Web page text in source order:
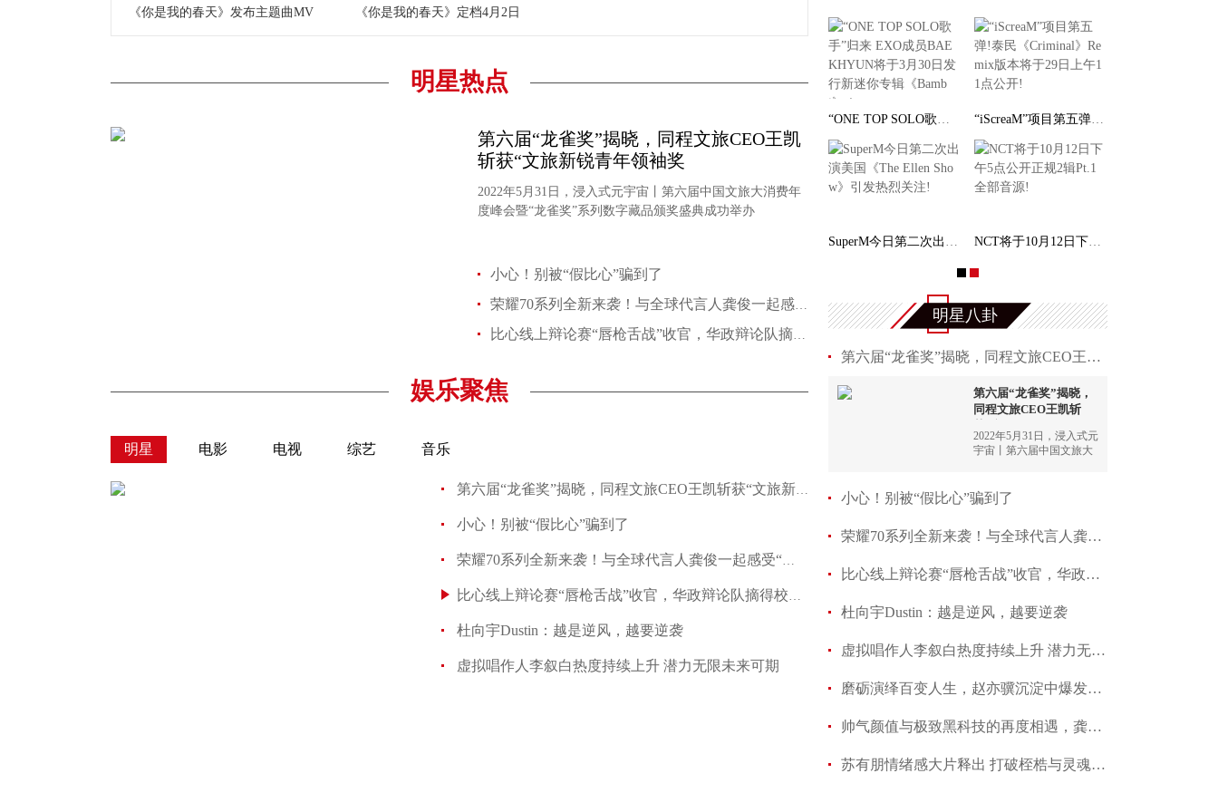
《你是我的春天》发布主题曲MV 《你是我的春天》定档4月2日
明星热点
第六届“龙雀奖”揭晓，同程文旅CEO王凯
斩获“文旅新锐青年领袖奖
2022年5月31日，浸入式元宇宙丨第六届中国文旅大消费年
度峰会暨“龙雀奖”系列数字藏品颁奖盛典成功举办
小心！别被“假比心”骗到了
荣耀70系列全新来袭！与全球代言人龚俊一起感受“主角”魅力
比心线上辩论赛“唇枪舌战”收官，华政辩论队摘得校园赛桂冠
娱乐聚焦
明星 电影 电视 综艺 音乐
第六届“龙雀奖”揭晓，同程文旅CEO王凯斩获“文旅新锐
小心！别被“假比心”骗到了
荣耀70系列全新来袭！与全球代言人龚俊一起感受“主角”
比心线上辩论赛“唇枪舌战”收官，华政辩论队摘得校园赛
杜向宇Dustin：越是逆风，越要逆袭
虚拟唱作人李叙白热度持续上升 潜力无限未来可期
“ONE TOP SOLO歌手”归来 EXO成员BAEKHYUN将于 “iScreaM”项目第五弹!泰民《Criminal》Remix
SuperM今日第二次出演美国《The Ellen Show》引 NCT将于10月12日下午5点公开正规2辑Pt.1全部音
明星八卦
第六届“龙雀奖”揭晓，同程文旅CEO王凯斩获“文
第六届“龙雀奖”揭晓，
同程文旅CEO王凯斩
2022年5月31日，浸入式元
宇宙丨第六届中国文旅大
成功举办
小心！别被“假比心”骗到了
荣耀70系列全新来袭！与全球代言人龚俊一起感受“
比心线上辩论赛“唇枪舌战”收官，华政辩论队摘得
杜向宇Dustin：越是逆风，越要逆袭
虚拟唱作人李叙白热度持续上升 潜力无限未来可
磨砺演绎百变人生，赵亦骥沉淀中爆发力量
帅气颜值与极致黑科技的再度相遇，龚俊成荣耀70系
苏有朋情绪感大片释出 打破桎梏与灵魂深入对话